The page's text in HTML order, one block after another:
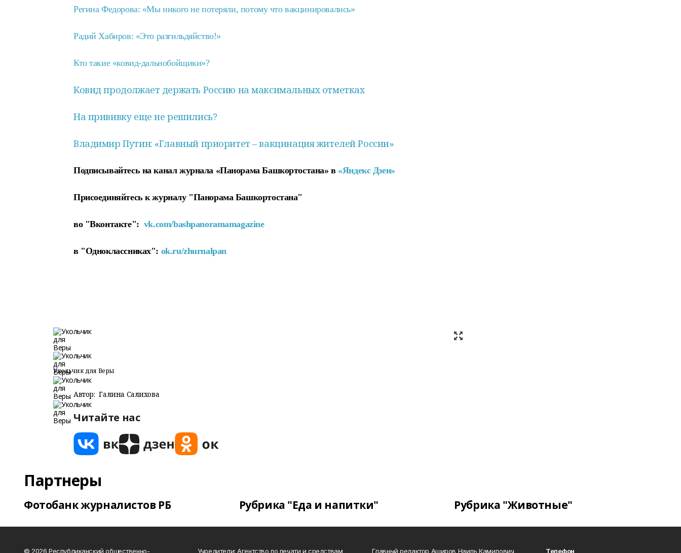
Регина Федорова: «Мы никого не потеряли, потому что вакцинировались»
Радий Хабиров: «Это разгильдяйство!»
Кто такие «ковид-дальнобойщики»?
Ковид продолжает держать Россию на максимальных отметках
На прививку еще не решились?
Владимир Путин: «Главный приоритет –вакцинацияжителей России»
Подписывайтесь на канал журнала «Панорама Башкортостана» в «Яндекс Дзен»
Присоединяйтесь к журналу "Панорама Башкортостана"
во "Вконтакте": vk.com/bashpanoramamagazine
в "Одноклассниках": ok.ru/zhurnalpan
Укольчик для Веры
Автор: Галина Салихова
Читайте нас
Партнеры
Фотобанк журналистов РБ Рубрика "Еда и напитки" Рубрика "Животные"
© 2026 Республиканский общественно- Учредители: Агентство по печати и средствам Главный редактор Аширов Наиль Камилович Телефон